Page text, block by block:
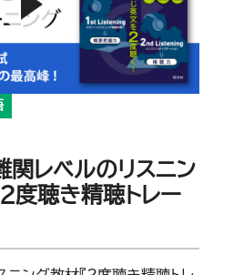
関レベルのリスニン
度聴き精聴トレー